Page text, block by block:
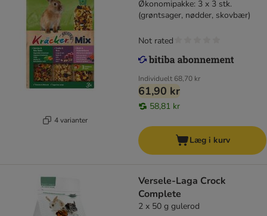
4 varianter
Økonomipakke: 3 x 3 stk.
(grøntsager, nødder, skovbær)
Individuelt 68,70 kr
61,90 kr
58,81 kr
Not rated
Læg i kurv
Versele-Laga Crock
Complete
2 x 50 g gulerod